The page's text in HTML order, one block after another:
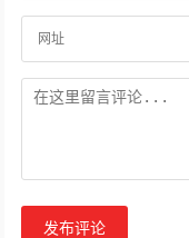
发布评论